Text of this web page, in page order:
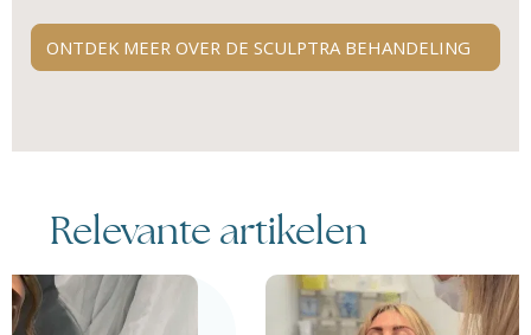
ONTDEK MEER OVER DE SCULPTRA BEHANDELING
Relevante artikelen